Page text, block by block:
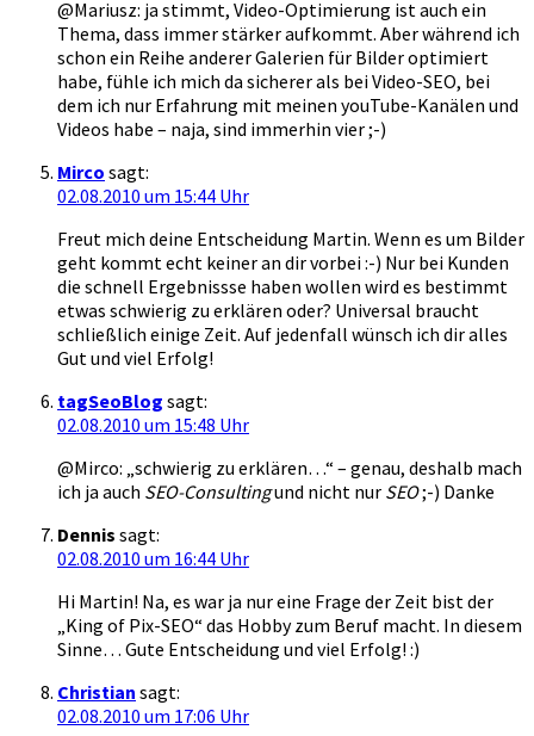
@Mariusz: ja stimmt, Video-Optimierung ist auch ein
Thema, dass immer stärker aufkommt. Aber während ich
schon ein Reihe anderer Galerien für Bilder optimiert
habe, fühle ich mich da sicherer als bei Video-SEO, bei
dem ich nur Erfahrung mit meinen youTube-Kanälen und
Videos habe – naja, sind immerhin vier ;-)
Mirco sagt:
02.08.2010 um 15:44 Uhr
Freut mich deine Entscheidung Martin. Wenn es um Bilder
geht kommt echt keiner an dir vorbei :-) Nur bei Kunden
die schnell Ergebnissse haben wollen wird es bestimmt
etwas schwierig zu erklären oder? Universal braucht
schließlich einige Zeit. Auf jedenfall wünsch ich dir alles
Gut und viel Erfolg!
tagSeoBlog sagt:
02.08.2010 um 15:48 Uhr
@Mirco: „schwierig zu erklären…“ – genau, deshalb mach
ich ja auch SEO-Consultingund nicht nur SEO;-) Danke
Dennis sagt:
02.08.2010 um 16:44 Uhr
Hi Martin! Na, es war ja nur eine Frage der Zeit bist der
„King of Pix-SEO“ das Hobby zum Beruf macht. In diesem
Sinne… Gute Entscheidung und viel Erfolg! :)
Christian sagt:
02.08.2010 um 17:06 Uhr